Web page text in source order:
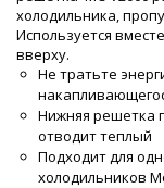
холодильника,
Используется
вверху.
Не тратьте
Нижняя решетка
отводит теплый
Подходит для
холодильников